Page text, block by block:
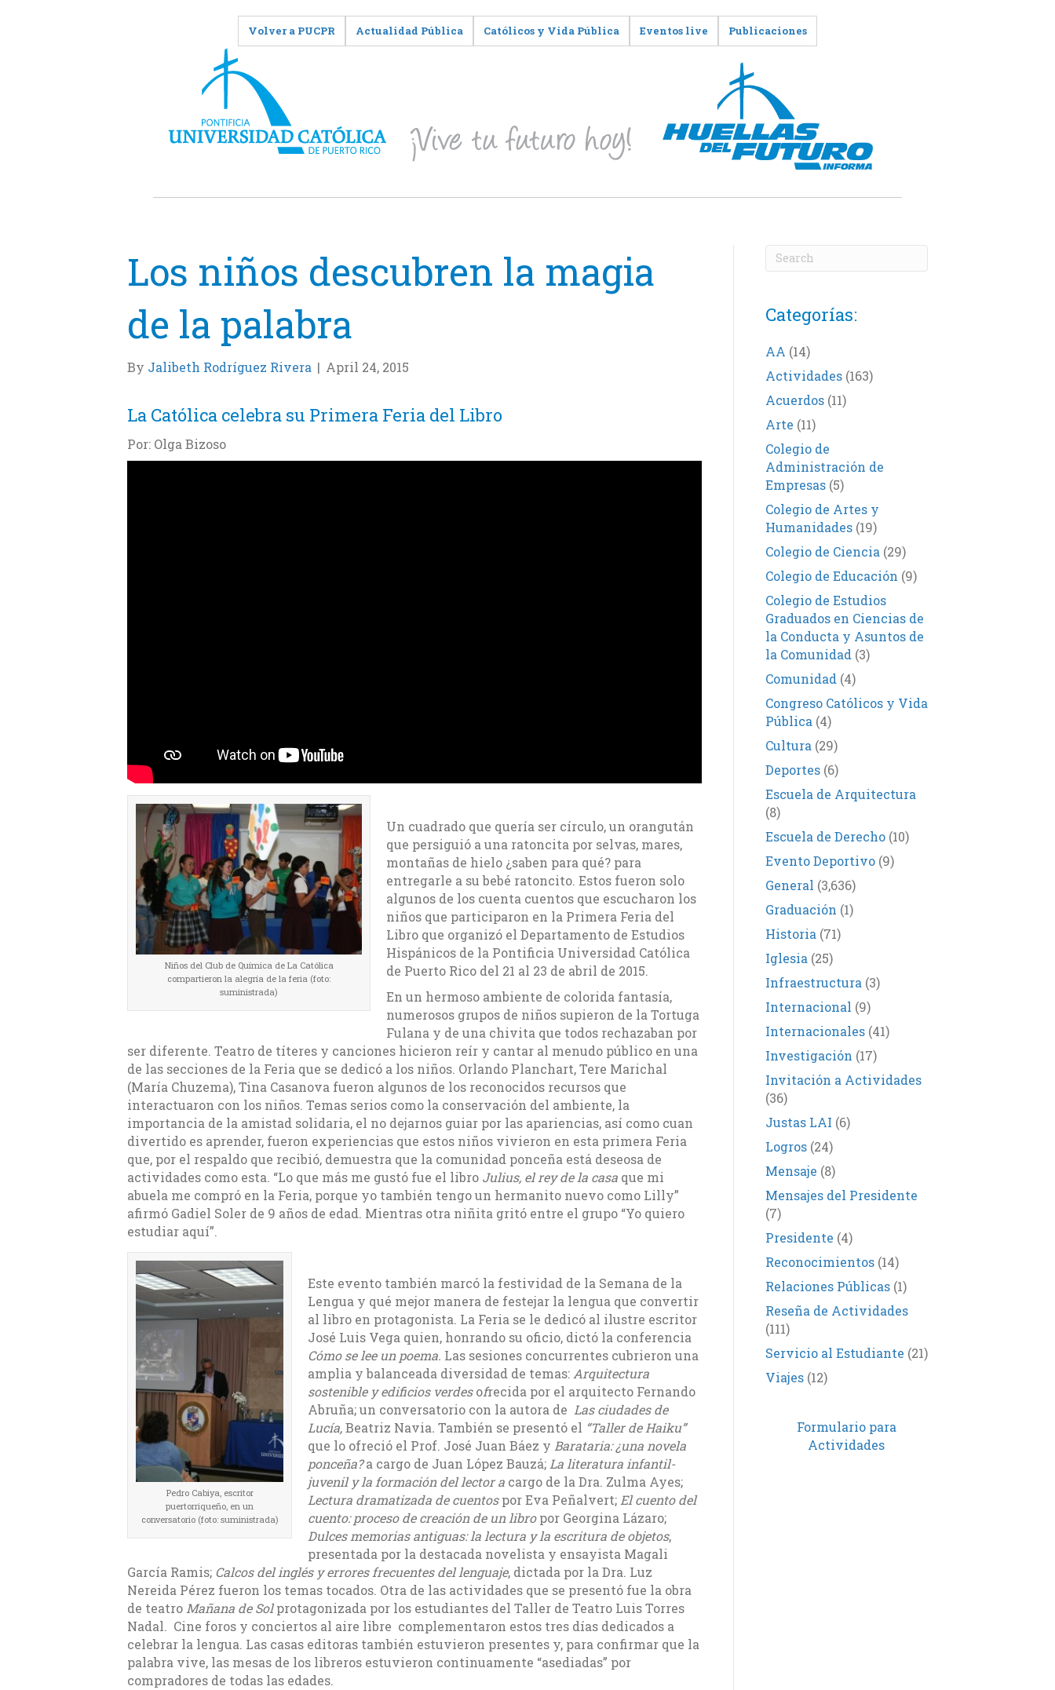
Volver a PUCPR Actualidad Pública Católicos y Vida Pública Eventos live Publicaciones
Los niños descubren la magia
de la palabra
By Jalibeth Rodríguez Rivera | April 24, 2015
La Católica celebra su Primera Feria del Libro
Por: Olga Bizoso
Niños del Club de Química de La Católica
compartieron la alegría de la feria (foto:
suministrada)
Un cuadrado que quería ser círculo, un orangután
que persiguió a una ratoncita por selvas, mares,
montañas de hielo ¿saben para qué? para
entregarle a su bebé ratoncito. Estos fueron solo
algunos de los cuenta cuentos que escucharon los
niños que participaron en la Primera Feria del
Libro que organizó el Departamento de Estudios
Hispánicos de la Pontificia Universidad Católica
de Puerto Rico del 21 al 23 de abril de 2015.
En un hermoso ambiente de colorida fantasía,
numerosos grupos de niños supieron de la Tortuga
Fulana y de una chivita que todos rechazaban por
ser diferente. Teatro de títeres y canciones hicieron reír y cantar al menudo público en una
de las secciones de la Feria que se dedicó a los niños. Orlando Planchart, Tere Marichal
(María Chuzema), Tina Casanova fueron algunos de los reconocidos recursos que
interactuaron con los niños. Temas serios como la conservación del ambiente, la
importancia de la amistad solidaria, el no dejarnos guiar por las apariencias, así como cuan
divertido es aprender, fueron experiencias que estos niños vivieron en esta primera Feria
que, por el respaldo que recibió, demuestra que la comunidad ponceña está deseosa de
actividades como esta. “Lo que más me gustó fue el libro Julius, el rey de la casa que mi
abuela me compró en la Feria, porque yo también tengo un hermanito nuevo como Lilly”
afirmó Gadiel Soler de 9 años de edad. Mientras otra niñita gritó entre el grupo “Yo quiero
estudiar aquí”.
Pedro Cabiya, escritor
puertorriqueño, en un
conversatorio (foto: suministrada)
Este evento también marcó la festividad de la Semana de la
Lengua y qué mejor manera de festejar la lengua que convertir
al libro en protagonista. La Feria se le dedicó al ilustre escritor
José Luis Vega quien, honrando su oficio, dictó la conferencia
Cómo se lee un poema. Las sesiones concurrentes cubrieron una
amplia y balanceada diversidad de temas:Arquitectura
sostenible y edificios verdesofrecida por el arquitecto Fernando
Abruña; un conversatorio con la autora de Las ciudades de
Lucía,Beatriz Navia. También se presentó el “Taller de Haiku”
que lo ofreció el Prof. José Juan Báez y Barataria: ¿una novela
ponceña?a cargo de Juan López Bauzá;La literatura infantil-
juvenil y la formación del lector a cargo de la Dra. Zulma Ayes;
Lectura dramatizada de cuentospor Eva Peñalvert;El cuento del
cuento: proceso de creación de un libropor Georgina Lázaro;
Dulces memorias antiguas: la lectura y la escritura de objetos,
presentada por la destacada novelista y ensayista Magali
García Ramis; Calcos del inglés y errores frecuentes del lenguaje, dictada por la Dra. Luz
Nereida Pérez fueron los temas tocados. Otra de las actividades que se presentó fue la obra
de teatro Mañana de Solprotagonizada por los estudiantes del Taller de Teatro Luis Torres
Nadal. Cine foros y conciertos al aire libre complementaron estos tres días dedicados a
celebrar la lengua. Las casas editoras también estuvieron presentes y, para confirmar que la
palabra vive, las mesas de los libreros estuvieron continuamente “asediadas” por
compradores de todas las edades.
Categorías:
AA (14)
Actividades(163)
Acuerdos(11)
Arte (11)
Colegio de
Administración de
Empresas(5)
Colegio de Artes y
Humanidades(19)
Colegio de Ciencia (29)
Colegio de Educación (9)
Colegio de Estudios
Graduados en Ciencias de
la Conducta y Asuntos de
la Comunidad (3)
Comunidad (4)
Congreso Católicos y Vida
Pública (4)
Cultura (29)
Deportes(6)
Escuela de Arquitectura
(8)
Escuela de Derecho(10)
Evento Deportivo(9)
General (3,636)
Graduación (1)
Historia (71)
Iglesia (25)
Infraestructura (3)
Internacional (9)
Internacionales(41)
Investigación (17)
Invitación a Actividades
(36)
Justas LAI (6)
Logros(24)
Mensaje (8)
Mensajes del Presidente
(7)
Presidente (4)
Reconocimientos(14)
Relaciones Públicas(1)
Reseña de Actividades
(111)
Servicio al Estudiante (21)
Viajes(12)
Formulario para
Actividades